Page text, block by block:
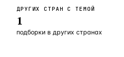
Турция · 2
Турция · 1
ДРУГИХ СТРАН С ТЕМОЙ
1
подборки в других странах